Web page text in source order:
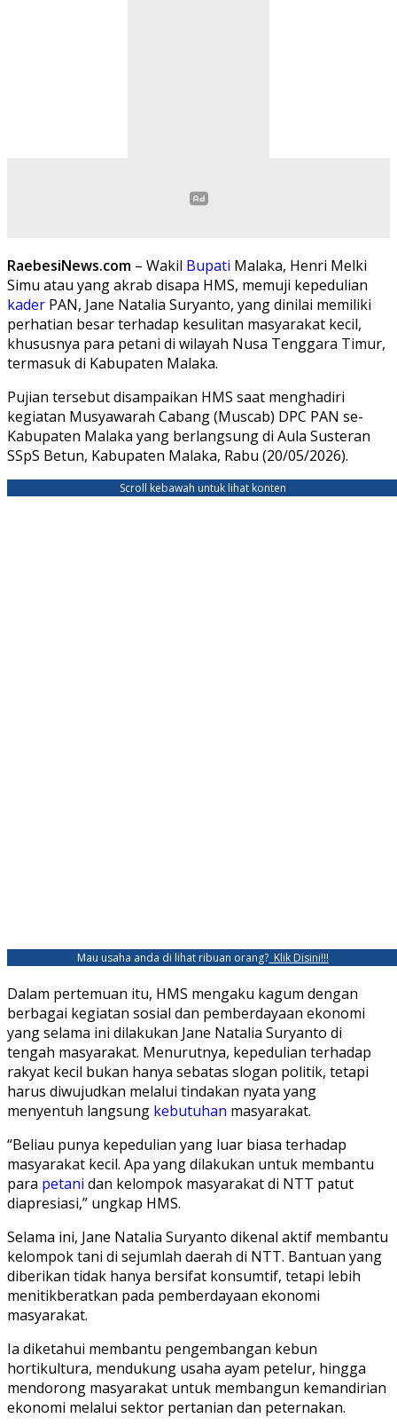
RaebesiNews.com – Wakil Bupati Malaka, Henri Melki
Simu atau yang akrab disapa HMS, memuji kepedulian
kader PAN, Jane Natalia Suryanto, yang dinilai memiliki
perhatian besar terhadap kesulitan masyarakat kecil,
khususnya para petani di wilayah Nusa Tenggara Timur,
termasuk di Kabupaten Malaka.
Pujian tersebut disampaikan HMS saat menghadiri
kegiatan Musyawarah Cabang (Muscab) DPC PAN se-
Kabupaten Malaka yang berlangsung di Aula Susteran
SSpS Betun, Kabupaten Malaka, Rabu (20/05/2026).
Scroll kebawah untuk lihat konten
Mau usaha anda di lihat ribuan orang? Klik Disini!!!
Dalam pertemuan itu, HMS mengaku kagum dengan
berbagai kegiatan sosial dan pemberdayaan ekonomi
yang selama ini dilakukan Jane Natalia Suryanto di
tengah masyarakat. Menurutnya, kepedulian terhadap
rakyat kecil bukan hanya sebatas slogan politik, tetapi
harus diwujudkan melalui tindakan nyata yang
menyentuh langsung kebutuhan masyarakat.
“Beliau punya kepedulian yang luar biasa terhadap
masyarakat kecil. Apa yang dilakukan untuk membantu
para petani dan kelompok masyarakat di NTT patut
diapresiasi,” ungkap HMS.
Selama ini, Jane Natalia Suryanto dikenal aktif membantu
kelompok tani di sejumlah daerah di NTT. Bantuan yang
diberikan tidak hanya bersifat konsumtif, tetapi lebih
menitikberatkan pada pemberdayaan ekonomi
masyarakat.
Ia diketahui membantu pengembangan kebun
hortikultura, mendukung usaha ayam petelur, hingga
mendorong masyarakat untuk membangun kemandirian
ekonomi melalui sektor pertanian dan peternakan.